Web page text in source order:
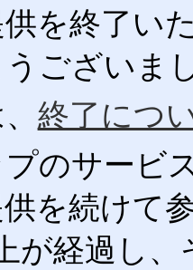
を終了い
ございま
終了につ
のサービ
を続けて
が経過し